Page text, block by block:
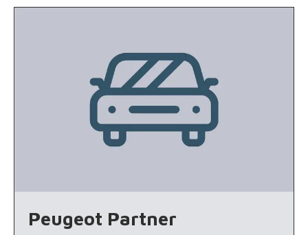
Peugeot Partner